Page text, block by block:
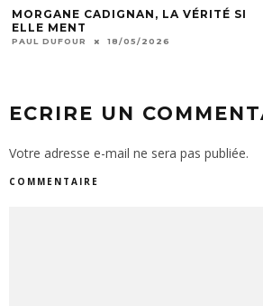
MORGANE CADIGNAN, LA VÉRITÉ SI
ELLE MENT
PAUL DUFOUR 18/05/2026
ECRIRE UN
Votre adresse e-mail ne sera pas publiée.
COMMENTAIRE